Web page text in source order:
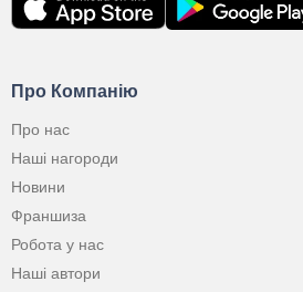
Про Компанію
Про нас
Наші нагороди
Новини
Франшиза
Робота у нас
Наші автори